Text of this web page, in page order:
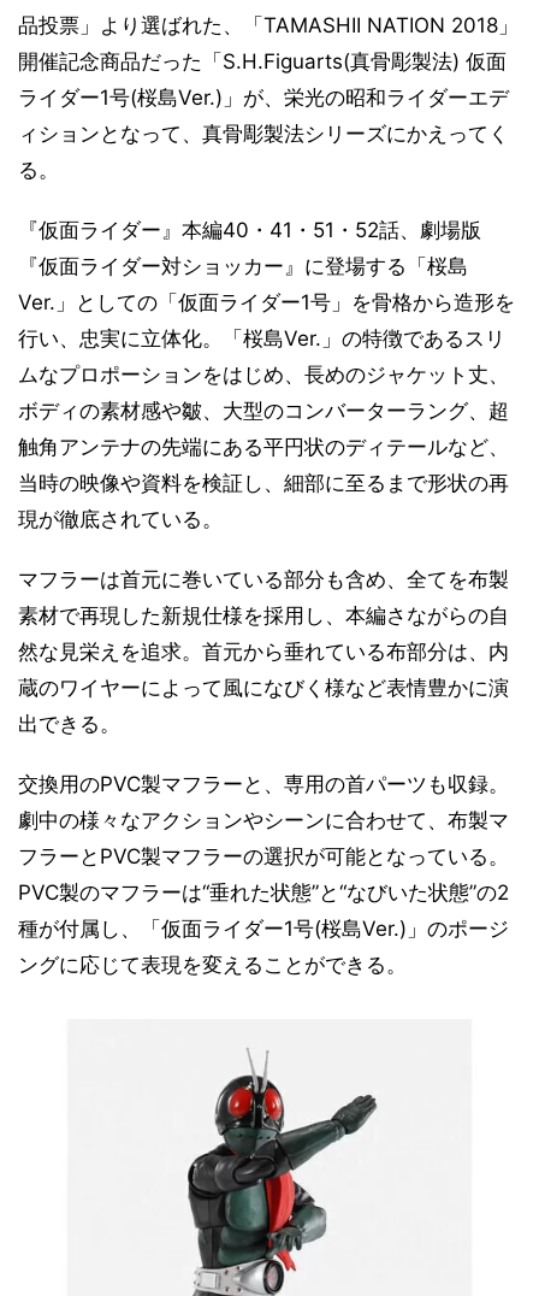
品投票」より選ばれた、「TAMASHII NATION 2018」
開催記念商品だった「S.H.Figuarts(真骨彫製法) 仮面
ライダー1号(桜島Ver.)」が、栄光の昭和ライダーエデ
ィションとなって、真骨彫製法シリーズにかえってく
る。
『仮面ライダー』本編40・41・51・52話、劇場版
『仮面ライダー対ショッカー』に登場する「桜島
Ver.」としての「仮面ライダー1号」を骨格から造形を
行い、忠実に立体化。「桜島Ver.」の特徴であるスリ
ムなプロポーションをはじめ、長めのジャケット丈、
ボディの素材感や皺、大型のコンバーターラング、超
触角アンテナの先端にある平円状のディテールなど、
当時の映像や資料を検証し、細部に至るまで形状の再
現が徹底されている。
マフラーは首元に巻いている部分も含め、全てを布製
素材で再現した新規仕様を採用し、本編さながらの自
然な見栄えを追求。首元から垂れている布部分は、内
蔵のワイヤーによって風になびく様など表情豊かに演
出できる。
交換用のPVC製マフラーと、専用の首パーツも収録。
劇中の様々なアクションやシーンに合わせて、布製マ
フラーとPVC製マフラーの選択が可能となっている。
PVC製のマフラーは“垂れた状態”と“なびいた状態”の2
種が付属し、「仮面ライダー1号(桜島Ver.)」のポージ
ングに応じて表現を変えることができる。